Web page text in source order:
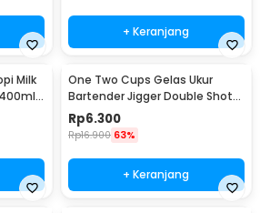
+ Keranjang
Milk
-
One Two Cups Gelas Ukur
Bartender Jigger Double Shot
15ml and 30ml - LE2
Rp6.300
Rp16.900 63%
+ Keranjang